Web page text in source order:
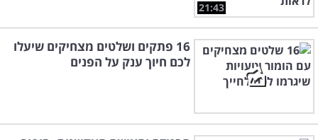
21:43
16 פתקים ושלטים מצחיקים שיעלו
לכם חיוך ענק על הפנים